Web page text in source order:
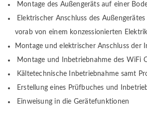
Montage des Außengeräts auf einer
Elektrischer Anschluss des
vorab von einem konzessionierten
Montage und elektrischer Anschluss der
Montage und Inbetriebnahme des WiFi
Kältetechnische Inbetriebnahme samt
Erstellung eines Prüfbuches und
Einweisung in die Gerätefunktionen